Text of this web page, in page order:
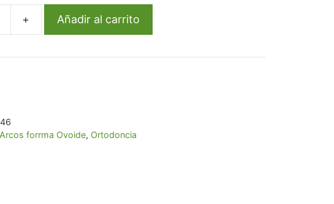
40,40. € 37,17.Añadir al carrito
Arcos forrma Ovoide, Ortodoncia